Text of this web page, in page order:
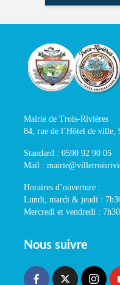
Mairie de Trois-Rivières
84, rue de l’Hôtel de ville,
Standard : 0590 92 90 05
Mail :
Horaires d’ouverture :
Lundi, mardi & jeudi :
Mercredi et vendredi :
Nous suivre